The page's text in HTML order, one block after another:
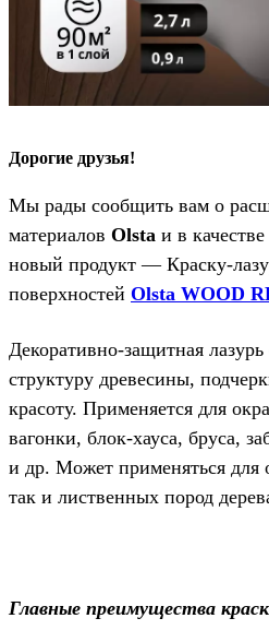
Дорогие друзья!
Мы рады сообщить вам о
материалов Olsta и в
новый продукт — Краску-
поверхностей Olsta WOOD
Декоративно-защитная
структуру древесины,
красоту. Применяется для
вагонки, блок-хауса, бруса,
и др. Может применяться для
так и лиственных пород
Главные преимущества